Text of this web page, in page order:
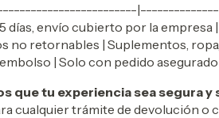
envío cubierto por la
no retornables | Suplementos,
| Solo con pedido
que tu experiencia sea segura
cualquier trámite de devolución o